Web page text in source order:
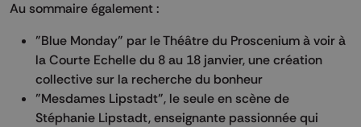
Au sommaire également :
"Blue Monday" par le Théâtre du Proscenium à voir à
la Courte Echelle du 8 au 18 janvier, une création
collective sur la recherche du bonheur
"Mesdames Lipstadt", le seule en scène de
Stéphanie Lipstadt, enseignante passionnée qui